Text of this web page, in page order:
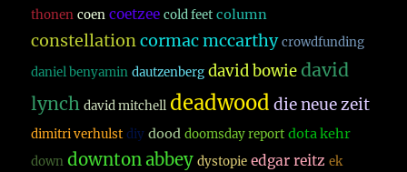
thonen coen coetzee cold feet column
constellationcormac mccarthy crowdfunding
daniel benyamin dautzenberg david bowie david
lynch david mitchell deadwood die neue zeit
dimitri verhulst diy dood doomsday report dota kehr
down downton abbey dystopie edgar reitz ek